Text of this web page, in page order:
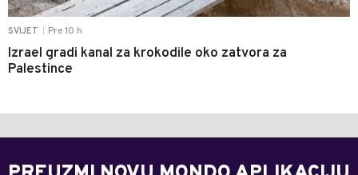
SVIJET Pre 10 h
Izrael gradi kanal za krokodile oko zatvora za
Palestince